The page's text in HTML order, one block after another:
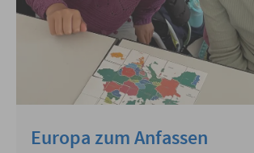
Europa zum Anfassen